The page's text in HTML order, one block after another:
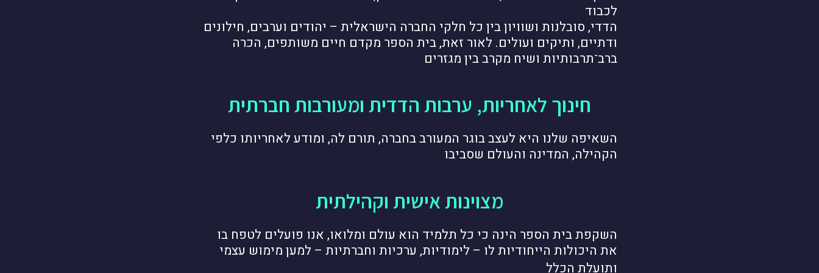
לכבוד
הדדי, סובלנות ושוויון בין כל חלקי החברה הישראלית – יהודים וערבים, חילונים
ודתיים, ותיקים ועולים. לאור זאת, בית הספר מקדם חיים משותפים, הכרה
ברב־תרבותיות ושיח מקרב בין מגזרים
חינוך לאחריות, ערבות הדדית ומעורבות חברתית
השאיפה שלנו היא לעצב בוגר המעורב בחברה, תורם לה, ומודע לאחריותו כלפי
הקהילה, המדינה והעולם שסביבו
מצוינות אישית וקהילתית
השקפת בית הספר הינה כי כל תלמיד הוא עולם ומלואו, אנו פועלים לטפח בו
את היכולות הייחודיות לו – לימודיות, ערכיות וחברתיות – למען מימוש עצמי
ותועלת הכלל